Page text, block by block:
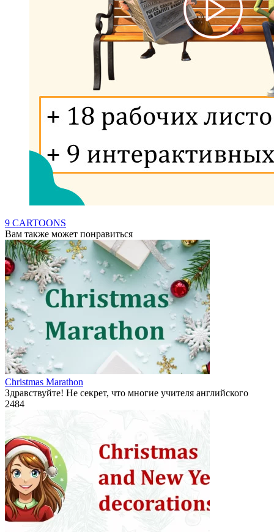
9 CARTOONS
Вам также может понравиться
Christmas Marathon
Здравствуйте! Не секрет, что многие учителя английского
2484